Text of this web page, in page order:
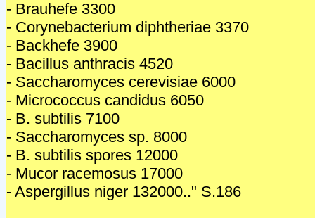
- Brauhefe 3300
- Corynebacterium diphtheriae 3370
- Backhefe 3900
- Bacillus anthracis 4520
- Saccharomyces cerevisiae 6000
- Micrococcus candidus 6050
- B. subtilis 7100
- Saccharomyces sp. 8000
- B. subtilis spores 12000
- Mucor racemosus 17000
- Aspergillus niger 132000.." S.186